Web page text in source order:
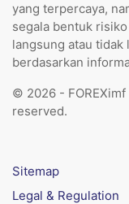
yang terpercaya,
segala bentuk
langsung atau tidak
berdasarkan
© 2026 -
reserved.
Sitemap
Legal & Regulation